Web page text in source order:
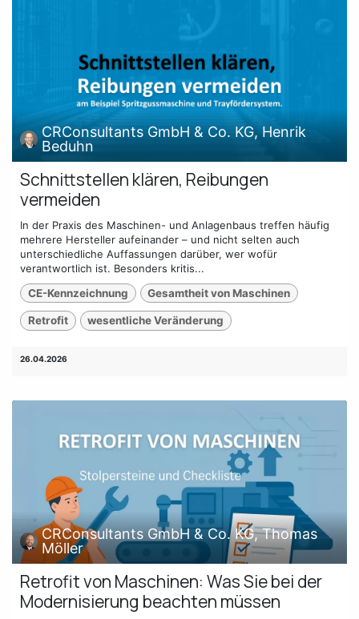
CRConsultants GmbH & Co. KG, Henrik
Beduhn
Schnittstellen klären, Reibungen
vermeiden
In der Praxis des Maschinen- und Anlagenbaus treffen häufig
mehrere Hersteller aufeinander – und nicht selten auch
unterschiedliche Auffassungen darüber, wer wofür
verantwortlich ist. Besonders kritis...
CE-Kennzeichnung
Gesamtheit von Maschinen
Retrofit wesentliche Veränderung
26.04.2026
CRConsultants GmbH & Co. KG, Thomas
Möller
Retrofit von Maschinen: Was Sie bei der
Modernisierung beachten müssen